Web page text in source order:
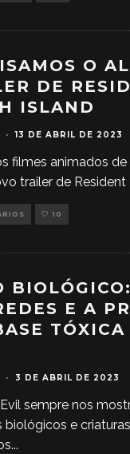
O
DE
ISLAND
· 13 DE ABRIL DE 2023
filmes animados
trailer de Resident
10
E A
· 3 DE ABRIL DE 2023
sempre nos
biológicos e
...